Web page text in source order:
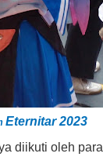
Eternitar 2023
diikuti oleh para